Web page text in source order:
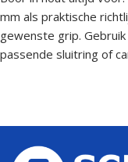
mm als praktische
gewenste grip.
passende sluitring of